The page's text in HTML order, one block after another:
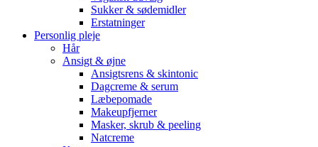
Sukker & sødemidler
Erstatninger
Personlig pleje
Hår
Ansigt & øjne
Ansigtsrens & skintonic
Dagcreme & serum
Læbepomade
Makeupfjerner
Masker, skrub & peeling
Natcreme